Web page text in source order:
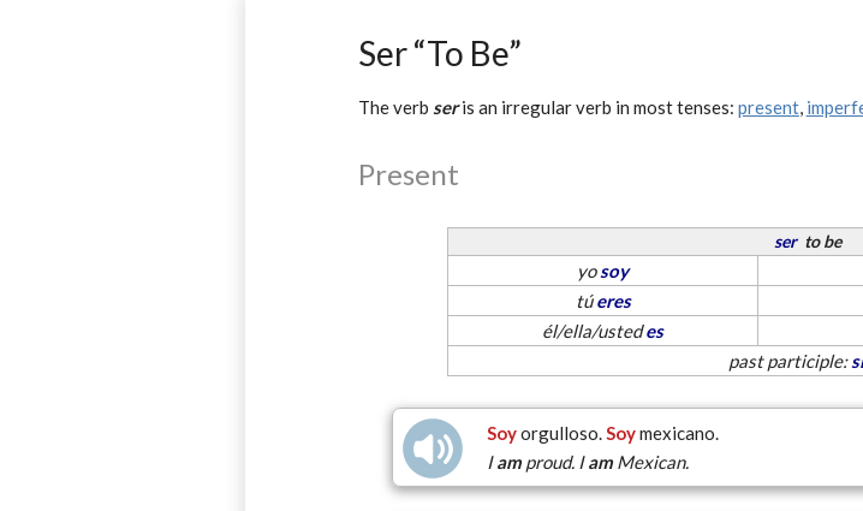
Ser “To Be”
The verb seris an irregular verb in most tenses: present,
Present
serto be
yosoy
túeres
él/ella/ustedes
past participle:
Soyorgulloso.Soymexicano.
Iam proud. Iam Mexican.